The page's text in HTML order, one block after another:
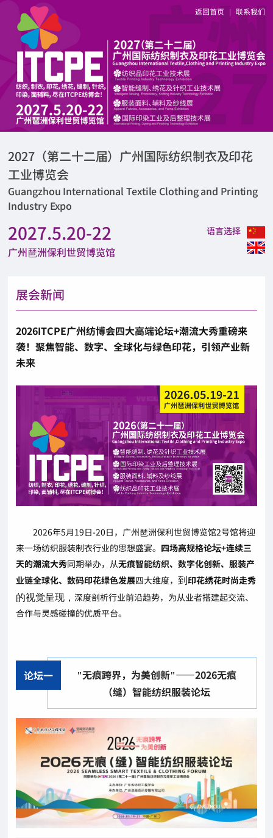
返回首页 | 联系我们
2027（第二十二届）广州国际纺织制衣及印花
工业博览会
Guangzhou International Textile Clothing and Printing
Industry Expo
2027.5.20-22
广州琶洲保利世贸博览馆
语言选择
展会新闻
2026ITCPE广州纺博会四大高端论坛+潮流大秀重磅来
袭！聚焦智能、数字、全球化与绿色印花，引领产业新
未来
2026年5月19日-20日，广州琶洲保利世贸博览馆2号馆将迎
来一场纺织服装制衣行业的思想盛宴。 四场高规格论坛+连续三
天的潮流大秀同期举办，从无痕智能纺织、数字化创新、服装产
业链全球化、数码印花绿色发展四大维度，到印花绣花时尚走秀
的视觉呈现，深度剖析行业前沿趋势，为从业者搭建起交流、
合作与灵感碰撞的优质平台。
论坛一
"无痕跨界，为美创新"——2026无痕
（缝）智能纺织服装论坛